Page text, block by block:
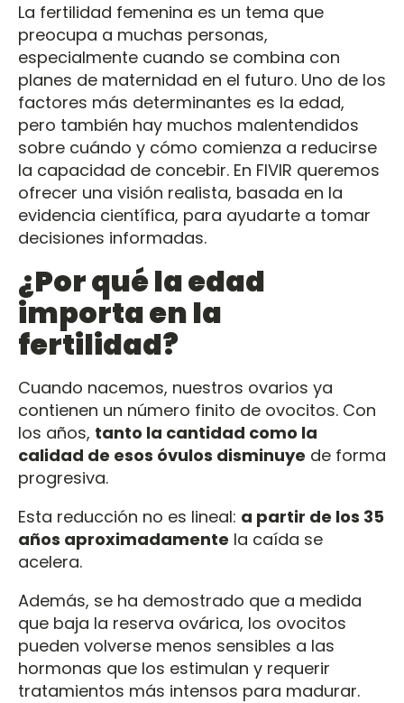
La fertilidad femenina es un tema que
preocupa a muchas personas,
especialmente cuando se combina con
planes de maternidad en el futuro. Uno de los
factores más determinantes es la edad,
pero también hay muchos malentendidos
sobre cuándo y cómo comienza a reducirse
la capacidad de concebir. En FIVIR queremos
ofrecer una visión realista, basada en la
evidencia científica, para ayudarte a tomar
decisiones informadas.
¿Por qué la edad
importa en la
fertilidad?
Cuando nacemos, nuestros ovarios ya
contienen un número finito de ovocitos. Con
los años, tanto la cantidad como la
calidad de esos óvulos disminuye de forma
progresiva.
Esta reducción no es lineal: a partir de los 35
años aproximadamente la caída se
acelera.
Además, se ha demostrado que a medida
que baja la reserva ovárica, los ovocitos
pueden volverse menos sensibles a las
hormonas que los estimulan y requerir
tratamientos más intensos para madurar.